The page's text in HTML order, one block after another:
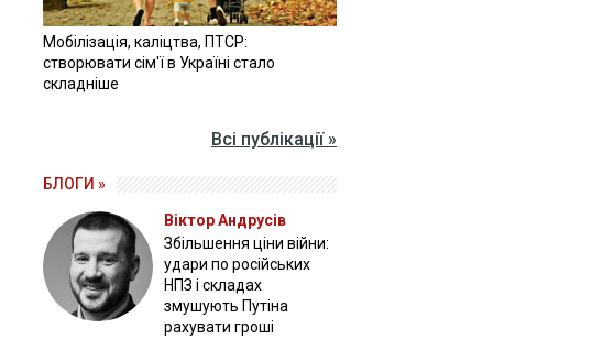
Мобілізація, каліцтва, ПТСР:
створювати сім'ї в Україні стало
складніше
Всі публікації »
БЛОГИ »
Віктор Андрусів
Збільшення ціни війни:
удари по російських
НПЗ і складах
змушують Путіна
рахувати гроші